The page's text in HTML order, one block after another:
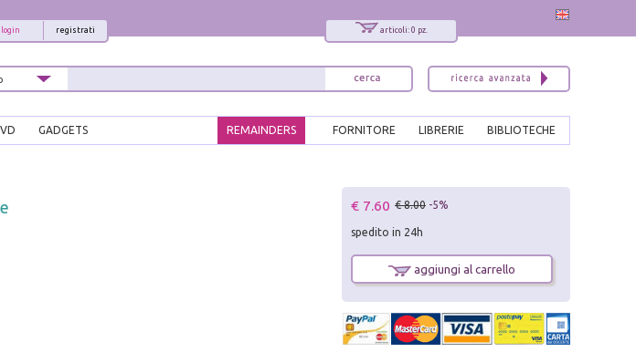
articoli: 0 pz.
registrati
login
GADGETS BIBLIOTECHE
LIBRERIE
FORNITORE
REMAINDERS
€ 7.60 € 8.00 -5%
spedito in 24h
aggiungi al carrello
x
Interessato ai nostri libri?
Sarai informato delle nostre novità, potrai
comunque cancellarti quando desideri.
modulo di iscrizione